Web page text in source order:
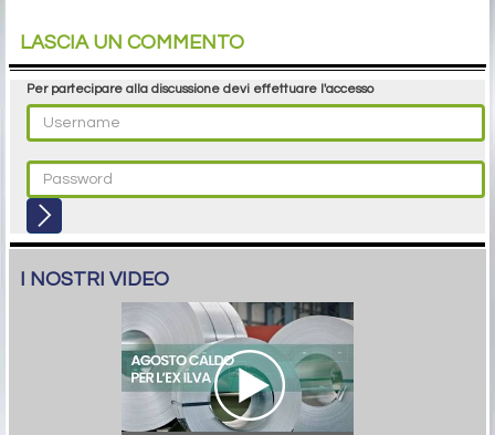
LASCIA UN COMMENTO
Per partecipare alla discussione devi effettuare l'accesso
I NOSTRI VIDEO